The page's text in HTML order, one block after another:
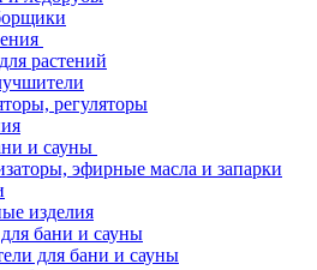
растений
регуляторы
и сауны
эфирные масла и запарки
изделия
бани и сауны
для бани и сауны